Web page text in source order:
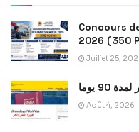
Concours
2026 (350
Juillet 25,
Août 4, 2026